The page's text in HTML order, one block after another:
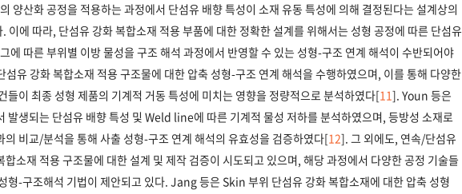
양산화 공정을 적용하는 과정에서 단섬유 배향 특성이 소재 유동 특성에 의해 결정된다는 설계상의
이에 따라, 단섬유 강화 복합소재 적용 부품에 대한 정확한 설계를 위해서는 성형 공정에 따른 단섬유
에 따른 부위별 이방 물성을 구조 해석 과정에서 반영할 수 있는 성형-구조 연계 해석이 수반되어야
유 강화 복합소재 적용 구조물에 대한 압축 성형-구조 연계 해석을 수행하였으며, 이를 통해 다양한
들이 최종 성형 제품의 기계적 거동 특성에 미치는 영향을 정량적으로 분석하였다[11]. Youn 등은
발생되는 단섬유 배향 특성 및 Weld line에 따른 기계적 물성 저하를 분석하였으며, 등방성 소재로
의 비교/분석을 통해 사출 성형-구조 연계 해석의 유효성을 검증하였다[12]. 그 외에도, 연속/단섬유
합소재 적용 구조물에 대한 설계 및 제작 검증이 시도되고 있으며, 해당 과정에서 다양한 공정 기술들
형-구조해석 기법이 제안되고 있다. Jang 등은 Skin 부위 단섬유 강화 복합소재에 대한 압축 성형